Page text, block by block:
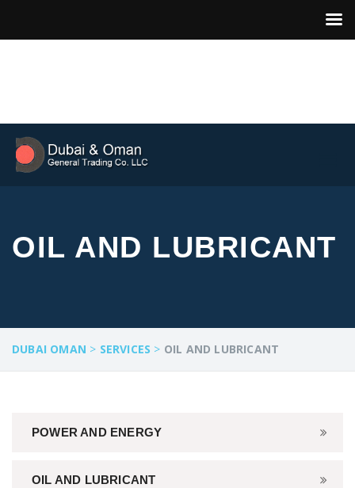
OIL AND LUBRICANT
DUBAI OMAN > SERVICES > OIL AND LUBRICANT
POWER AND ENERGY
OIL AND LUBRICANT